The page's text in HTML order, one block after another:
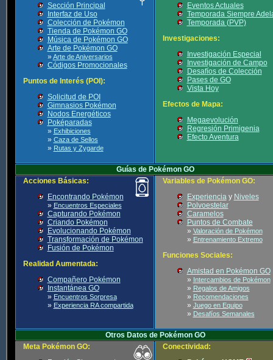
Sección Principal
Interfaz de Uso
Colección de Pokémon
Tienda de Pokémon GO
Música de Pokémon GO
Arte de Pokémon GO
» Arte de Aniversarios
Códigos Promocionales
Puntos de Interés (POI):
Solicitud de POI
Gimnasios Pokémon
Nodos Energéticos
Poképaradas
» Exhibiciones
» Caza de Sellos
» Rutas y Zygarde
Eventos Actuales
Temporada Siempre
Temporada (PVP)
Investigaciones:
Investigación Especial
Investigación de Campo
Desafíos de Colección
Pases de GO
Vista Hoy
Efectos de Mapa:
Megaevolución
Regresión Primigenia
Efecto Aventura
Guías de Pokémon GO
Acciones Básicas:
Encontrando Pokémon
» Encuentros Especiales
Capturando Pokémon
Criando Pokémon
Evolucionando Pokémon
Transformación de Pokémon
Fusión de Pokémon
Realidad Aumentada:
Compañero Pokémon
Instantánea GO
» Encuentros Sorpresa
» Experiencia RA compartida
Variables de Pokémon GO:
Experienciay Niveles
Polvoestelar
Caramelos
Puntos de Combate
» Valoración de Pokémon
» Entrenamiento Extremo
Funciones Sociales:
Amistad en Pokémon GO
» Intercambios de Pokémon
» Regalos de Amigos
» Recomendaciones
» Juego en Equipo
» Desafíos Semanales
Otros Datos de Pokémon GO
Meta Pokémon GO:
Conectividad: